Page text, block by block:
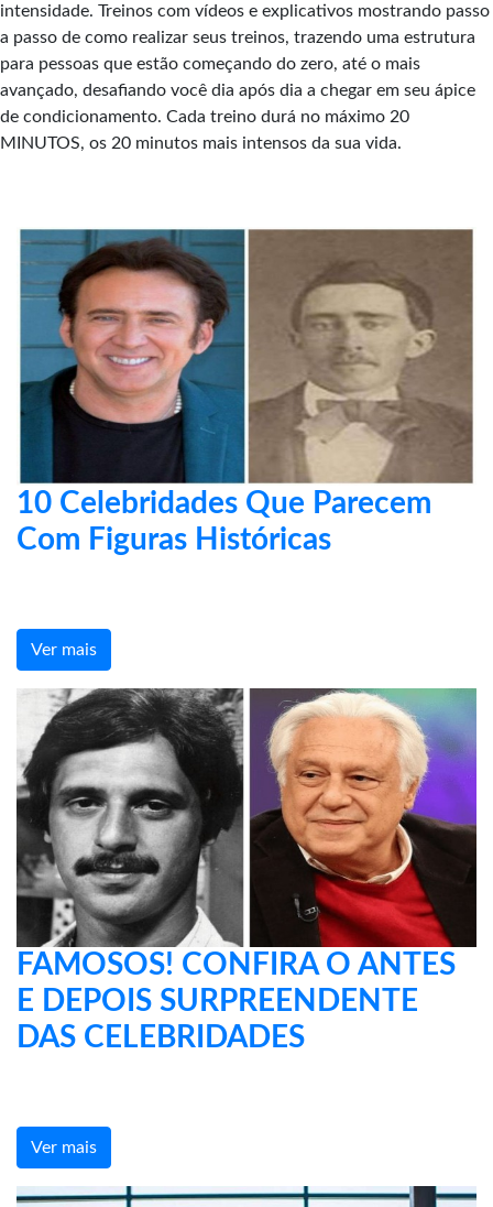
intensidade. Treinos com vídeos e explicativos mostrando passo
a passo de como realizar seus treinos, trazendo uma estrutura
para pessoas que estão começando do zero, até o mais
avançado, desafiando você dia após dia a chegar em seu ápice
de condicionamento. Cada treino durá no máximo 20
MINUTOS, os 20 minutos mais intensos da sua vida.
10 Celebridades Que Parecem
Com Figuras Históricas
Ver mais
FAMOSOS! CONFIRA O ANTES
E DEPOIS SURPREENDENTE
DAS CELEBRIDADES
Ver mais